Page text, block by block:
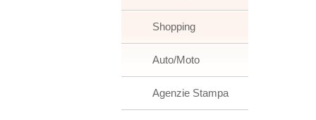
Shopping
Auto/Moto
Agenzie Stampa